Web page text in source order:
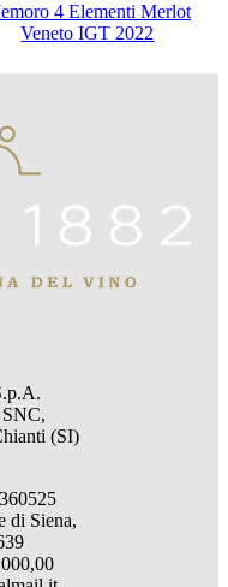
4 Elementi Merlot
Veneto IGT 2022
(SI)
di Siena,